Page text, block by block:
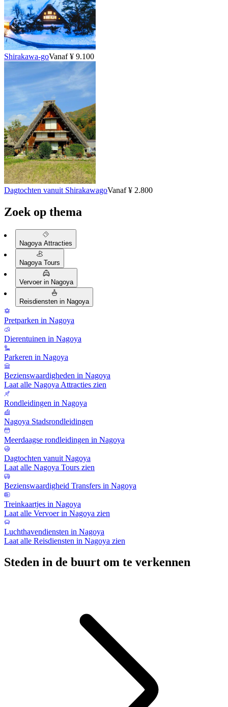
Shirakawa-goVanaf ¥ 9.100
Dagtochten vanuit ShirakawagoVanaf ¥ 2.800
Zoek op thema
Nagoya Attracties
Nagoya Tours
Vervoer in Nagoya
Reisdiensten in Nagoya
Pretparken in Nagoya
Dierentuinen in Nagoya
Parkeren in Nagoya
Bezienswaardigheden in Nagoya
Laat alle Nagoya Attracties zien
Rondleidingen in Nagoya
Nagoya Stadsrondleidingen
Meerdaagse rondleidingen in Nagoya
Dagtochten vanuit Nagoya
Laat alle Nagoya Tours zien
Bezienswaardigheid Transfers in Nagoya
Treinkaartjes in Nagoya
Laat alle Vervoer in Nagoya zien
Luchthavendiensten in Nagoya
Laat alle Reisdiensten in Nagoya zien
Steden in de buurt om te verkennen